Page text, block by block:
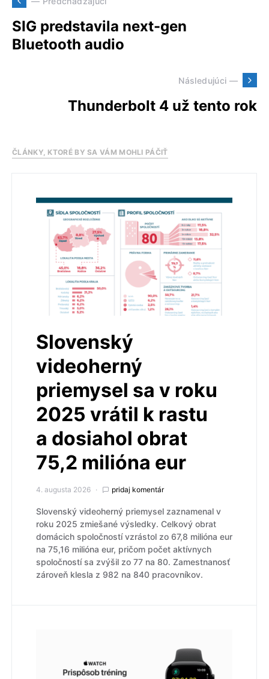
SIG predstavila next-gen
Bluetooth audio
Následujúci —
Thunderbolt 4 už tento rok
ČLÁNKY, KTORÉ BY SA VÁM MOHLI PÁČIŤ
Slovenský
videoherný
priemysel sa v roku
2025 vrátil k rastu
a dosiahol obrat
75,2 milióna eur
4. augusta 2026 pridaj komentár
Slovenský videoherný priemysel zaznamenal v
roku 2025 zmiešané výsledky. Celkový obrat
domácich spoločností vzrástol zo 67,8 milióna eur
na 75,16 milióna eur, pričom počet aktívnych
spoločností sa zvýšil zo 77 na 80. Zamestnanosť
zároveň klesla z 982 na 840 pracovníkov.